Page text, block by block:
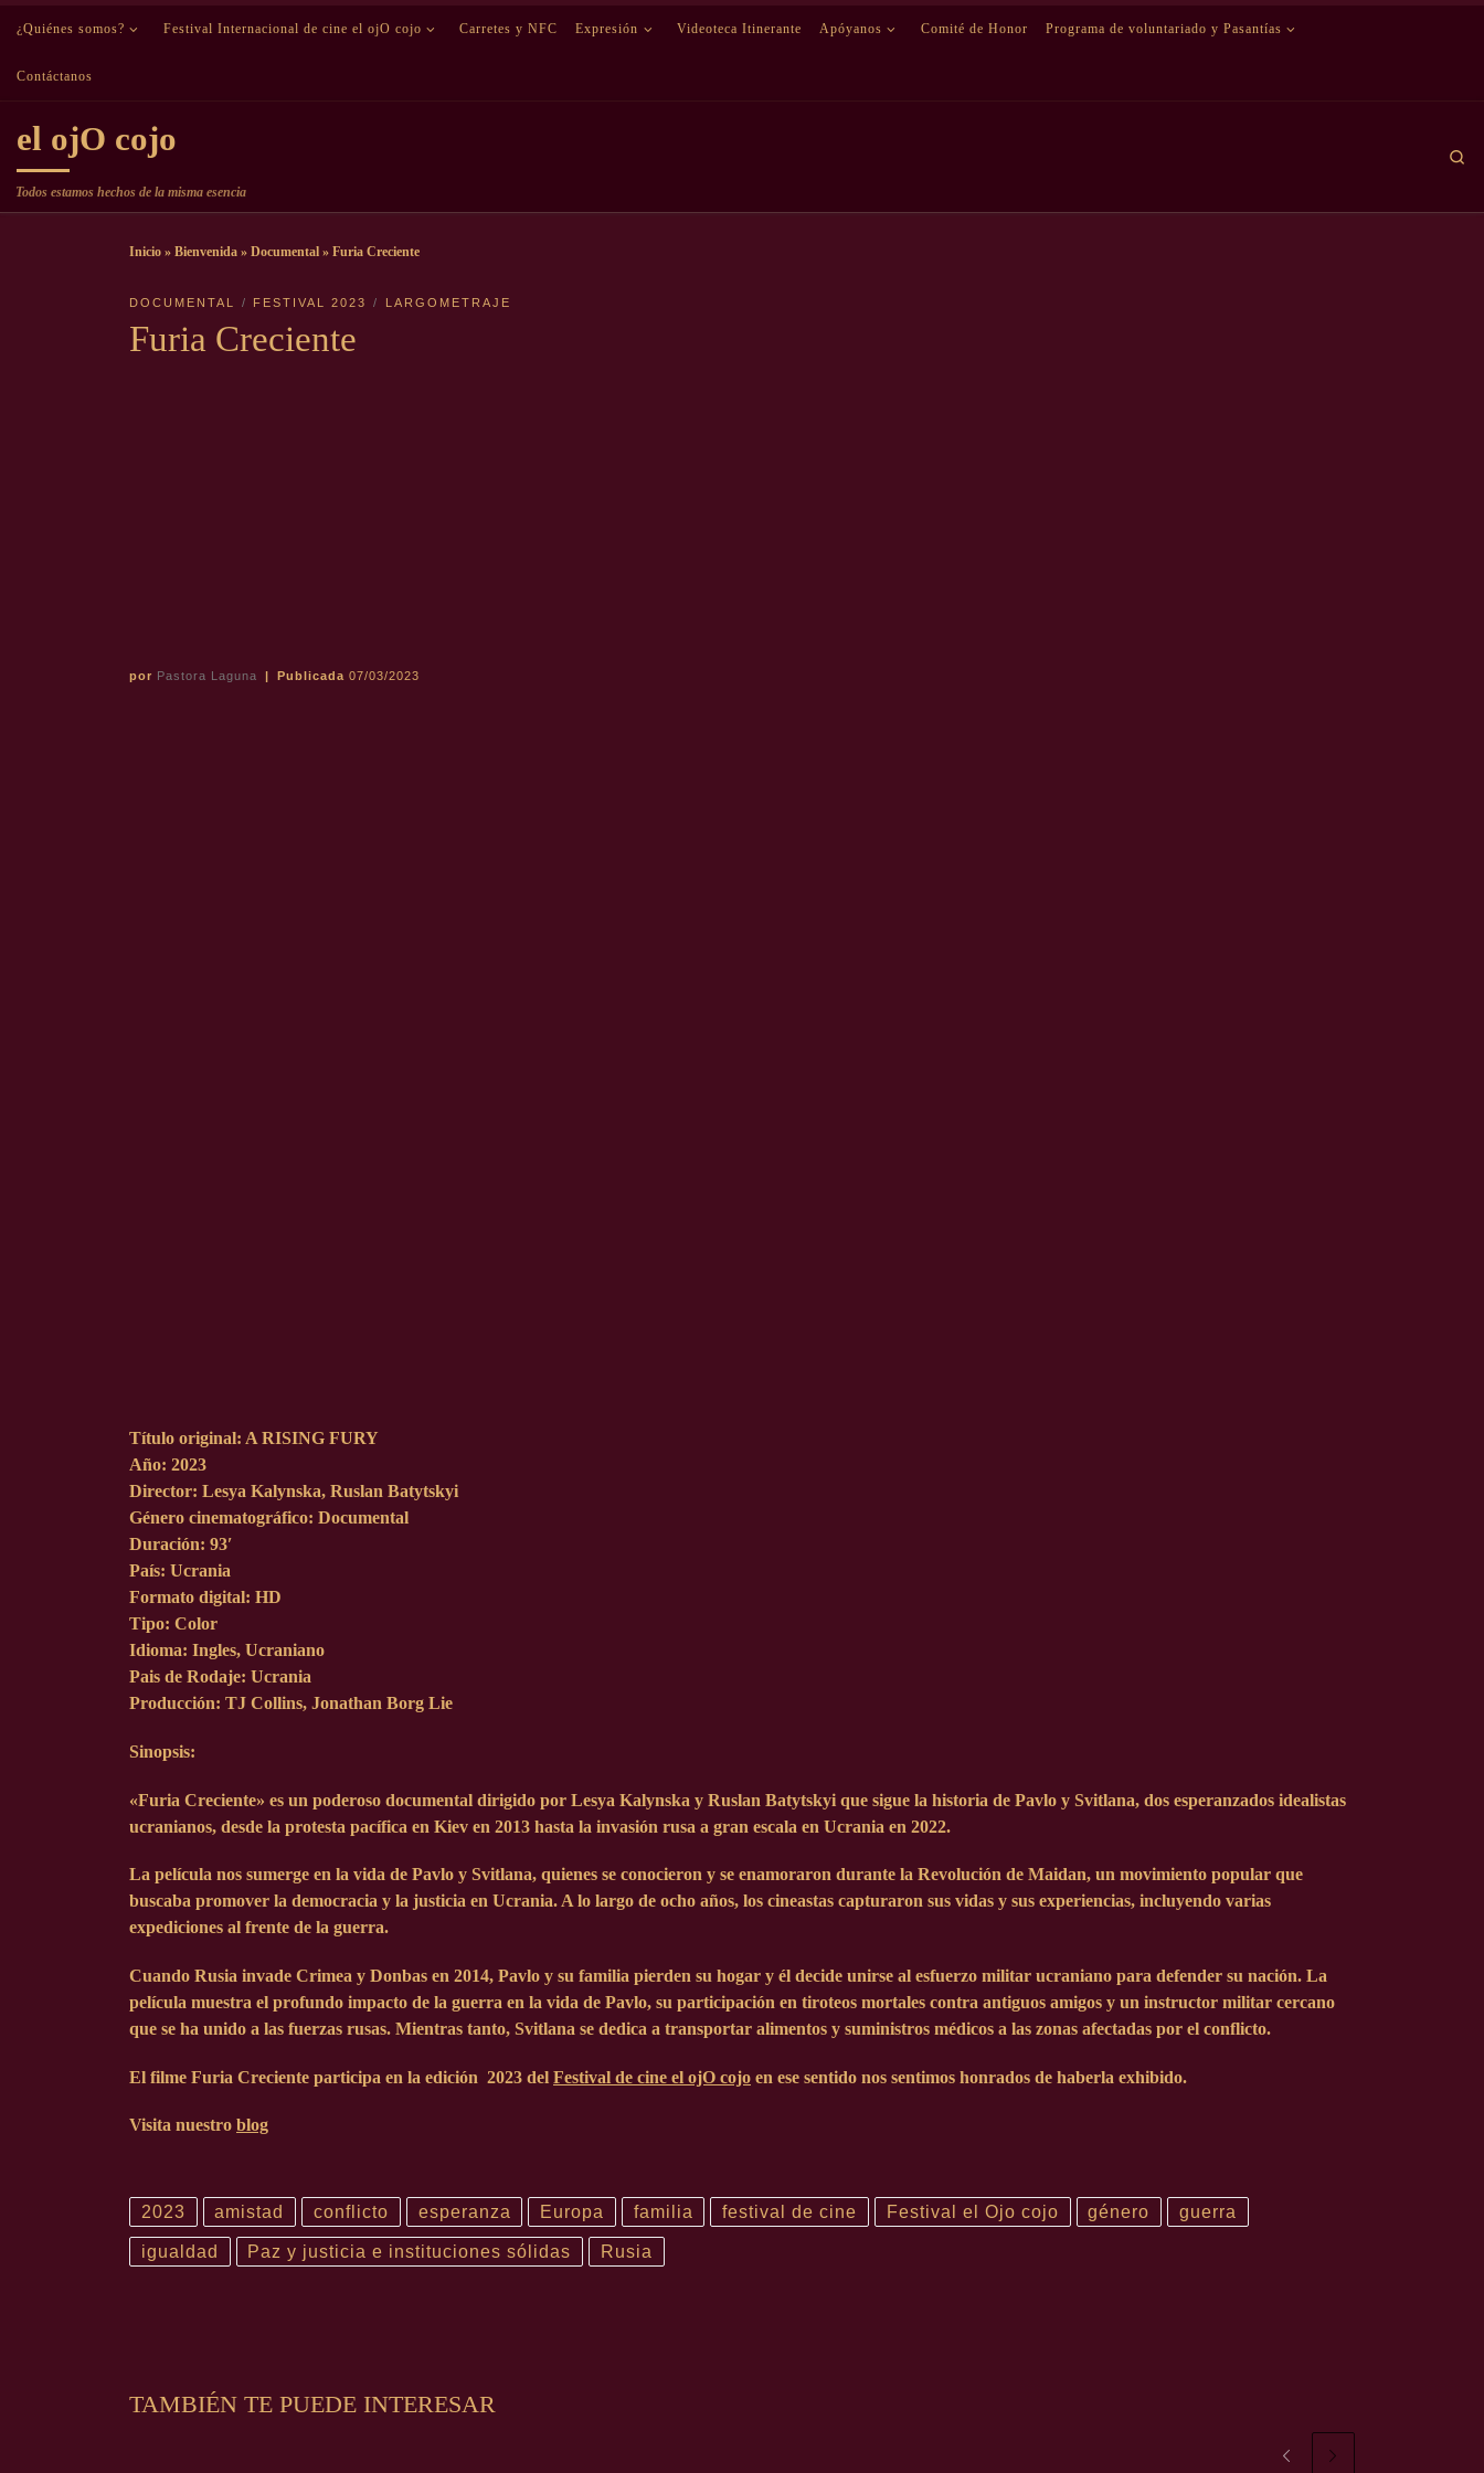
Saltar al contenido
¿Quiénes somos? Festival Internacional de cine el ojO cojo Carretes y NFC Expresión Videoteca Itinerante Apóyanos Comité de Honor Programa de voluntariado y Pasantías
Contáctanos
el ojO cojo
Todos estamos hechos de la misma esencia
Inicio » Bienvenida » Documental » Furia Creciente
DOCUMENTAL FESTIVAL 2023 LARGOMETRAJE
Furia Creciente
por Pastora Laguna | Publicada 07/03/2023
Título original: A RISING FURY
Año: 2023
Director: Lesya Kalynska, Ruslan Batytskyi
Género cinematográfico: Documental
Duración: 93′
País: Ucrania
Formato digital: HD
Tipo: Color
Idioma: Ingles, Ucraniano
Pais de Rodaje: Ucrania
Producción: TJ Collins, Jonathan Borg Lie
Sinopsis:
«Furia Creciente» es un poderoso documental dirigido por Lesya Kalynska y Ruslan Batytskyi que sigue la historia de Pavlo y Svitlana, dos esperanzados idealistas
ucranianos, desde la protesta pacífica en Kiev en 2013 hasta la invasión rusa a gran escala en Ucrania en 2022.
La película nos sumerge en la vida de Pavlo y Svitlana, quienes se conocieron y se enamoraron durante la Revolución de Maidan, un movimiento popular que
buscaba promover la democracia y la justicia en Ucrania. A lo largo de ocho años, los cineastas capturaron sus vidas y sus experiencias, incluyendo varias
expediciones al frente de la guerra.
Cuando Rusia invade Crimea y Donbas en 2014, Pavlo y su familia pierden su hogar y él decide unirse al esfuerzo militar ucraniano para defender su nación. La
película muestra el profundo impacto de la guerra en la vida de Pavlo, su participación en tiroteos mortales contra antiguos amigos y un instructor militar cercano
que se ha unido a las fuerzas rusas. Mientras tanto, Svitlana se dedica a transportar alimentos y suministros médicos a las zonas afectadas por el conflicto.
El filme Furia Creciente participa en la edición 2023 del Festival de cine el ojO cojo en ese sentido nos sentimos honrados de haberla exhibido.
Visita nuestro blog
2023 amistad conflicto esperanza Europa familia festival de cine Festival el Ojo cojo género guerra
igualdad Paz y justicia e instituciones sólidas Rusia
TAMBIÉN TE PUEDE INTERESAR